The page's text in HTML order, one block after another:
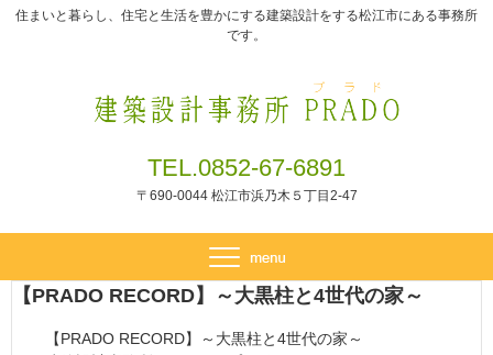
住まいと暮らし、住宅と生活を豊かにする建築設計をする松江市にある事務所
です。
TEL.0852-67-6891
〒690-0044 松江市浜乃木５丁目2-47
【PRADO RECORD】～大黒柱と4世代の家～
【PRADO RECORD】～大黒柱と4世代の家～